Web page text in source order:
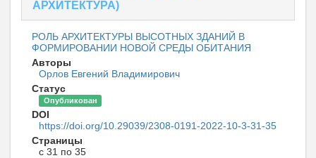
АРХИТЕКТУРА)
РОЛЬ АРХИТЕКТУРЫ ВЫСОТНЫХ ЗДАНИЙ В
ФОРМИРОВАНИИ НОВОЙ СРЕДЫ ОБИТАНИЯ
Авторы
Орлов Евгений Владимирович
Статус
Опубликован
DOI
https://doi.org/10.29039/2308-0191-2022-10-3-31-35
Страницы
с 31 по 35